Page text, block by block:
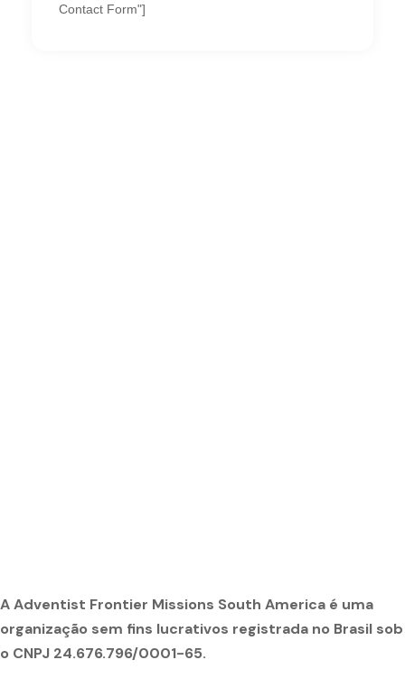
Contact Form"]
A Adventist Frontier Missions South America é uma
organização sem fins lucrativos registrada no Brasil sob
o CNPJ 24.676.796/0001-65.